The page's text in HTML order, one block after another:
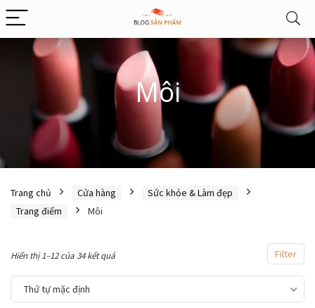
Môi
Trang chủ Cửa hàng
Sức khỏe & Làm đẹp
Trang điểm
Môi
Filter
Hiển thị 1–12 của 34 kết quả
Thứ tự mặc định